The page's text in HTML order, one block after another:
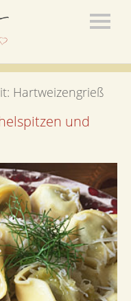
Hartweizengrieß
und